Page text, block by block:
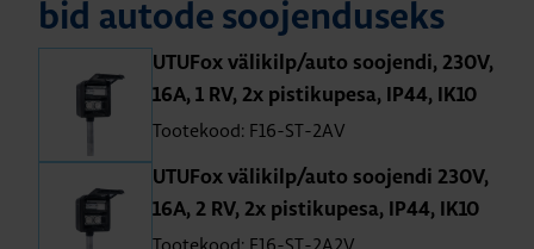
bid autode soo­jen­duseks
UTU­Fox väli­kilp/auto soo­jendi, 230V,
16A, 1 RV, 2x pis­ti­ku­pesa, IP44, IK10
Tootekood: F16-ST-2AV
UTU­Fox väli­kilp/auto soo­jendi 230V,
16A, 2 RV, 2x pis­ti­ku­pesa, IP44, IK10